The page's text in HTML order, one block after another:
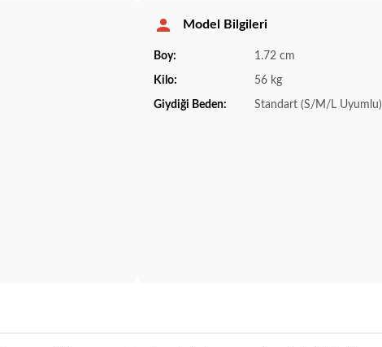
Model Bilgileri
Boy: 1.72 cm
Kilo: 56 kg
Giydiği Beden: Standart (S/M/L Uyumlu)